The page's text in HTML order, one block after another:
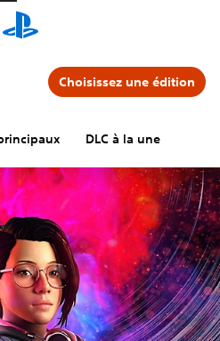
DLC à la une
Choisissez une édition